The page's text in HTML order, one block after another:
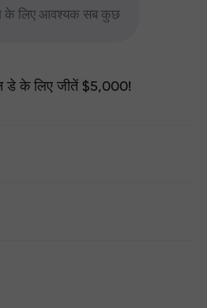
के लिए आवश्यक सब कुछ
डे के लिए जीतें $5,000!